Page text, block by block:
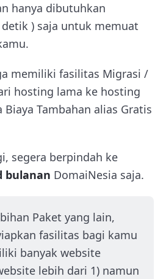
hanya dibutuhkan
detik ) saja untuk memuat
memiliki fasilitas Migrasi /
hosting lama ke hosting
Biaya Tambahan alias Gratis
segera berpindah ke
bulanan DomaiNesia saja.
Paket yang lain,
fasilitas bagi kamu
banyak website
lebih dari 1) namun